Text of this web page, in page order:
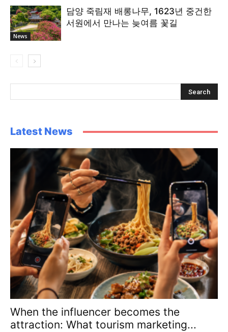
News
담양 죽림재 배롱나무, 1623년 중건한
서원에서 만나는 늦여름 꽃길
Latest News
When the influencer becomes the
attraction: What tourism marketing...